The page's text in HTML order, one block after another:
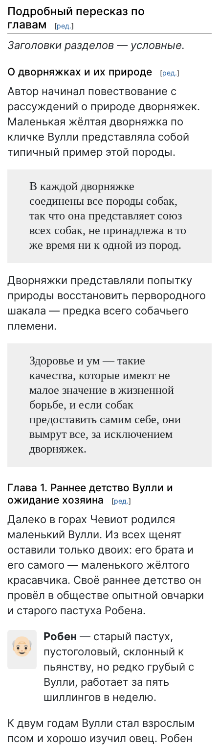
Подробный пересказ по
главам
[ред.]
Заголовки разделов — условные.
О дворняжках и их природе [ред.]
Автор начинал повествование с
рассуждений о природе дворняжек.
Маленькая жёлтая дворняжка по
кличке Вулли представляла собой
типичный пример этой породы.
В каждой дворняжке
соединены все породы собак,
так что она представляет союз
всех собак, не принадлежа в то
же время ни к одной из пород.
Дворняжки представляли попытку
природы восстановить первородного
шакала — предка всего собачьего
племени.
Здоровье и ум — такие
качества, которые имеют не
малое значение в жизненной
борьбе, и если собак
предоставить самим себе, они
вымрут все, за исключением
дворняжек.
Глава 1. Раннее детство Вулли и
ожидание хозяина
[ред.]
Далеко в горах Чевиот родился
маленький Вулли. Из всех щенят
оставили только двоих: его брата и
его самого — маленького жёлтого
красавчика. Своё раннее детство он
провёл в обществе опытной овчарки
и старого пастуха Робена.
👴🏻 Робен — старый пастух,
пустоголовый, склонный к
пьянству, но редко грубый с
Вулли, работает за пять
шиллингов в неделю.
К двум годам Вулли стал взрослым
псом и хорошо изучил овец. Робен